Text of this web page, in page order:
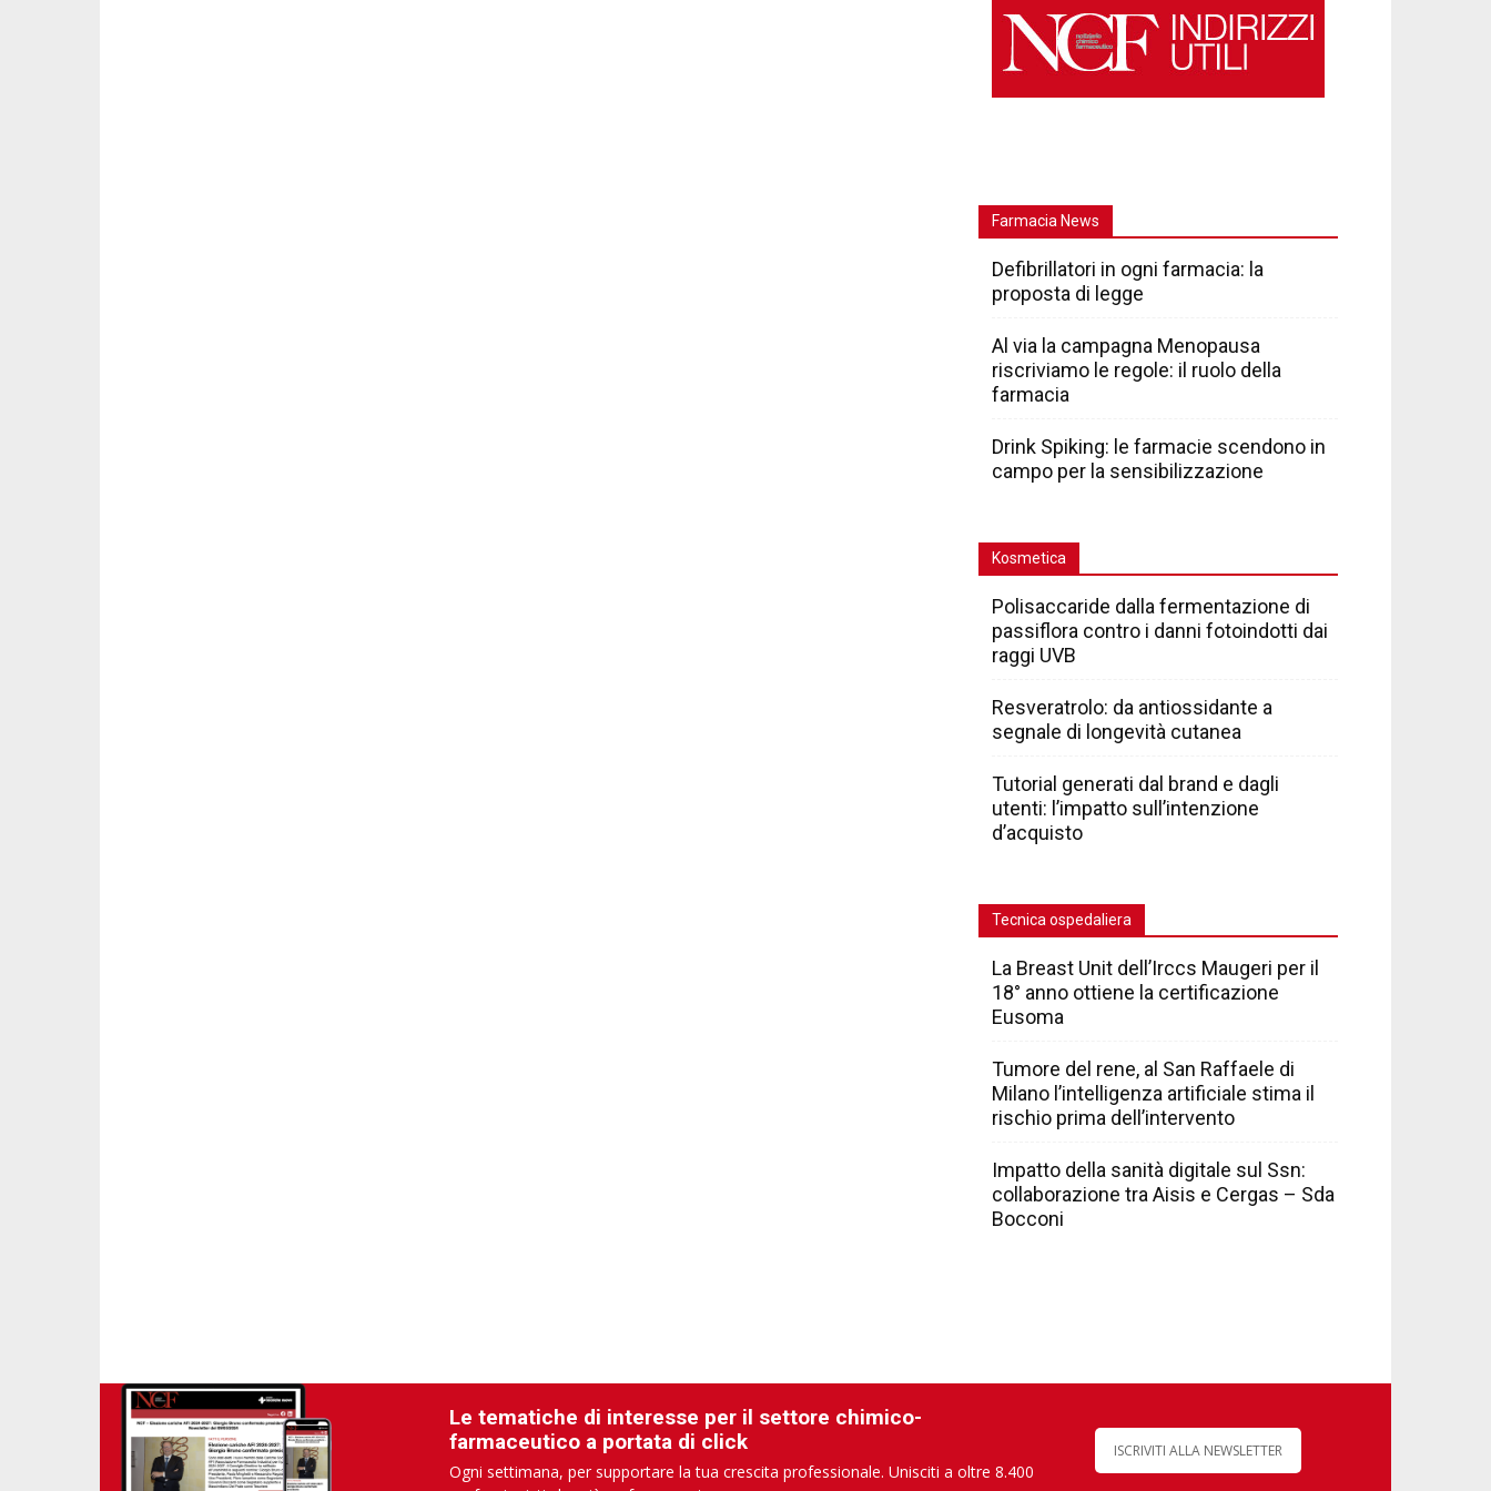
Farmacia News
Defibrillatori in ogni farmacia: la
proposta di legge
Al via la campagna Menopausa
riscriviamo le regole: il ruolo della
farmacia
Drink Spiking: le farmacie scendono in
campo per la sensibilizzazione
Kosmetica
Polisaccaride dalla fermentazione di
passiflora contro i danni fotoindotti dai
raggi UVB
Resveratrolo: da antiossidante a
segnale di longevità cutanea
Tutorial generati dal brand e dagli
utenti: l’impatto sull’intenzione
d’acquisto
Tecnica ospedaliera
La Breast Unit dell’Irccs Maugeri per il
18° anno ottiene la certificazione
Eusoma
Tumore del rene, al San Raffaele di
Milano l’intelligenza artificiale stima il
rischio prima dell’intervento
Impatto della sanità digitale sul Ssn:
collaborazione tra Aisis e Cergas – Sda
Bocconi
Le tematiche di interesse per il settore chimico-
farmaceutico a portata di click
Ogni settimana, per supportare la tua crescita professionale. Unisciti a oltre 8.400
ISCRIVITI ALLA NEWSLETTER